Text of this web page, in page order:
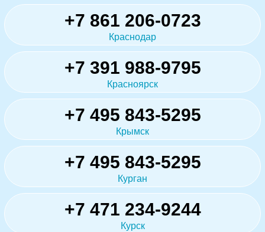
+7 861 206-0723
Краснодар
+7 391 988-9795
Красноярск
+7 495 843-5295
Крымск
+7 495 843-5295
Курган
+7 471 234-9244
Курск